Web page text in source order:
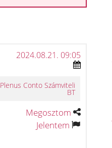
2024.08.21. 09:05
Plenus Conto Számviteli
BT
Megosztom
Jelentem